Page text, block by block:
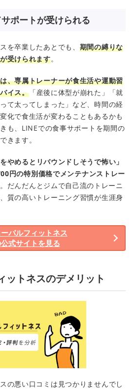
ポートが受けられる
を卒業したあとでも、 期間の縛りな
受けられます。
、専属トレーナーが食生活や運動習
イス。「産後に体型が崩れた」「就
て太ってしまった」など、時間の経
化で食生活が変わることもあるかも
も、LINEでの食事サポートを期間の
きます。
やめるとリバウンドしそうで怖い」
円の特別価格でメンテナンストレー
。だんだんとジムで自己流のトレーニ
質の高いトレーニング習慣が生涯身
バルフィットネス
式サイトを見る
ットネスのデメリット
の悪い口コミは見つかりませんでし